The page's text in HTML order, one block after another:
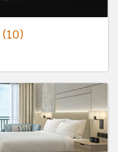
(10)